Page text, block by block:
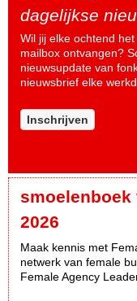
dagelijkse
Wil jij elke ochtend
mailbox ontvangen?
nieuwsupdate van
nieuwsbrief elke
Inschrijven
smoelenboek
2026
Maak kennis met
netwerk van female
Female Agency